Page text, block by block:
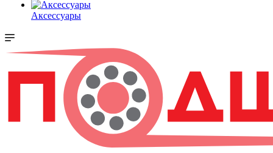
Аксессуары